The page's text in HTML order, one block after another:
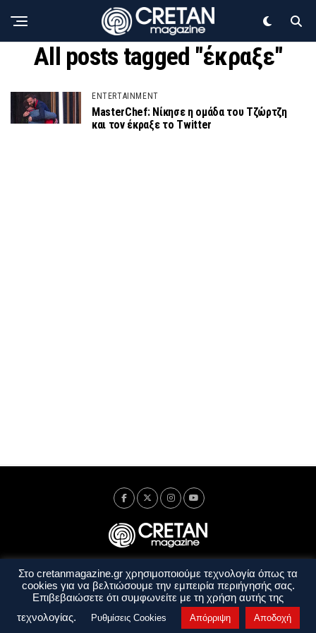
All posts tagged "έκραξε"
ENTERTAINMENT
MasterChef: Νίκησε η ομάδα του Τζώρτζη
και τον έκραξε το Twitter
Ταυτότητα Πολιτική Απορρήτου
Όροι Χρήσης
Όροι και Προϋποθέσεις
Στο cretanmagazine.gr χρησιμοποιούμε τεχνολογία όπως τα
cookies για να βελτιώσουμε την εμπειρία περιήγησής σας.
Επιβεβαιώσετε ότι συμφωνείτε με τη χρήση αυτής της
τεχνολογίας.
Ρυθμίσεις Cookies Απόρριψη Αποδοχή